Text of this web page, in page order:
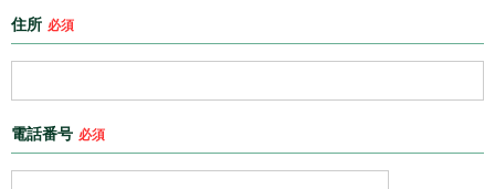
住所 必須
電話番号 必須